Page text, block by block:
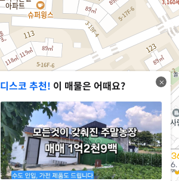
3.95억
90m²
2.8억
'26. 07
디스코 추천! 이 매물은 어때요?